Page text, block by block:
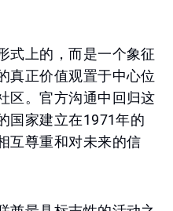
式上的，而是一个象征
真正价值观置于中心位
区。官方沟通中回归这
国家建立在1971年的
互尊重和对未来的信